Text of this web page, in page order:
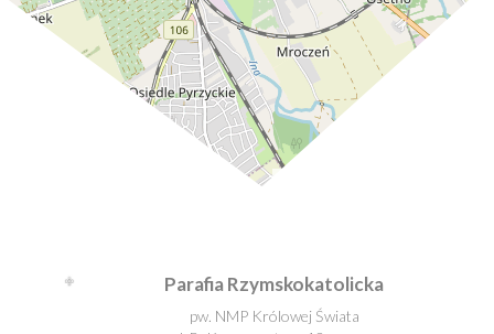
Parafia Rzymskokatolicka
pw. NMP Królowej Świata